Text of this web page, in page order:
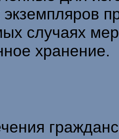
случаях
хранение.